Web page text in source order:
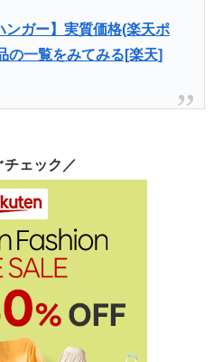
ンガー】実質価格(楽天ポ
の一覧をみてみる[楽天]
チェック／